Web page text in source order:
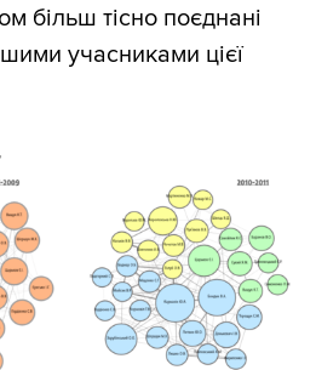
більш тісно поєднані
учасниками цієї